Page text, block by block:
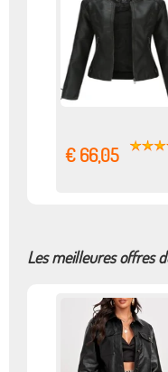
€ 66,05
Les meilleures offres